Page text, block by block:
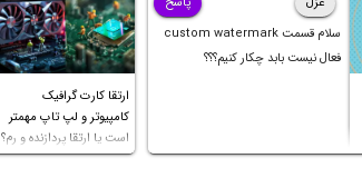
سلام قسمت custom watermark
فعال نیست بابد چکار کنیم؟؟؟
ارتقا کارت گرافیک
کامپیوتر و لپ تاپ مهمتر
است یا ارتقا پردازنده و رم؟